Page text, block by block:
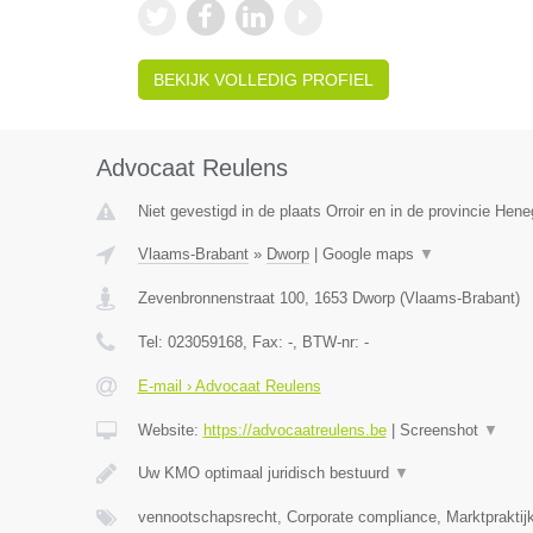
BEKIJK VOLLEDIG PROFIEL
Advocaat Reulens
Niet gevestigd in de plaats Orroir en in de provincie
Vlaams-Brabant» Dworp| Google maps ▼
Zevenbronnenstraat 100, 1653 Dworp(Vlaams-Brabant)
Tel: 023059168, Fax: -, BTW-nr: -
E-mail › Advocaat Reulens
Website: https://advocaatreulens.be| Screenshot ▼
Uw KMO optimaal juridisch bestuurd ▼
vennootschapsrecht, Corporate compliance,